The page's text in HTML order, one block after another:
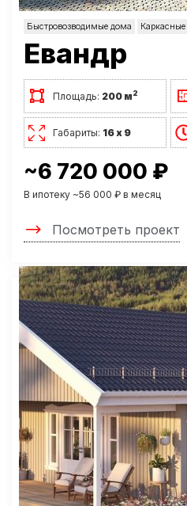
Быстровозводимые дома
Евандр
Площадь: 200 м2
Габариты: 16 х 9
~6 720 000 ₽
В ипотеку ~56 000 ₽ в месяц
Посмотреть проект